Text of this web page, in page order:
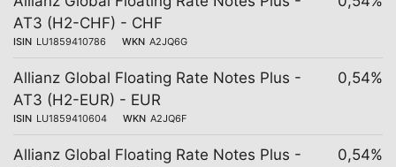
AT3 (H2-CHF) - CHF
ISIN LU1859410786 WKN A2JQ6G
Allianz Global Floating Rate Notes Plus -
AT3 (H2-EUR) - EUR
ISIN LU1859410604 WKN A2JQ6F
0,54%
Allianz Global Floating Rate Notes Plus -
0,54%